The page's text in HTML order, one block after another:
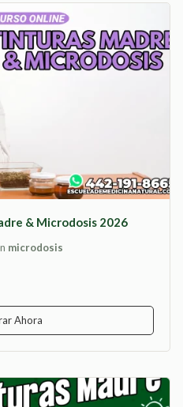
& Microdosis 2026
microdosis
Ahora